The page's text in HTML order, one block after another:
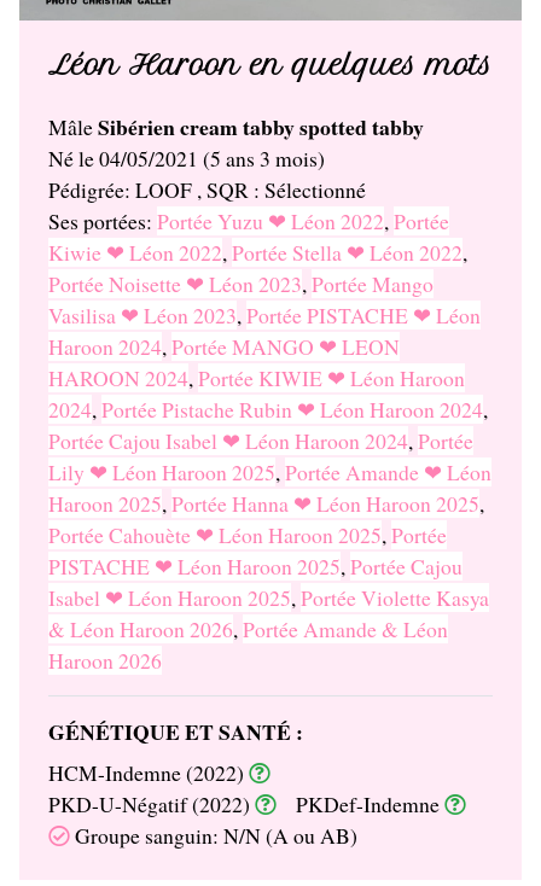
Léon Haroon en quelques mots
MâleSibérien cream tabby spotted tabby
Né le 04/05/2021 (5 ans 3 mois)
Pédigrée: LOOF , SQR : Sélectionné
Ses portées: Portée Yuzu ❤ Léon 2022, Portée
Kiwie ❤ Léon 2022, Portée Stella ❤ Léon 2022,
Portée Noisette ❤ Léon 2023, Portée Mango
Vasilisa ❤ Léon 2023, Portée PISTACHE ❤ Léon
Haroon 2024, Portée MANGO ❤ LEON
HAROON 2024, Portée KIWIE ❤ Léon Haroon
2024, Portée Pistache Rubin ❤ Léon Haroon 2024,
Portée Cajou Isabel ❤ Léon Haroon 2024, Portée
Lily ❤ Léon Haroon 2025, Portée Amande ❤ Léon
Haroon 2025, Portée Hanna ❤ Léon Haroon 2025,
Portée Cahouète ❤ Léon Haroon 2025, Portée
PISTACHE ❤ Léon Haroon 2025, Portée Cajou
Isabel ❤ Léon Haroon 2025, Portée Violette Kasya
& Léon Haroon 2026, Portée Amande & Léon
Haroon 2026
GÉNÉTIQUE ET SANTÉ :
HCM-Indemne (2022)
PKD-U-Négatif (2022)
PKDef-Indemne
Groupe sanguin: N/N (A ou AB)